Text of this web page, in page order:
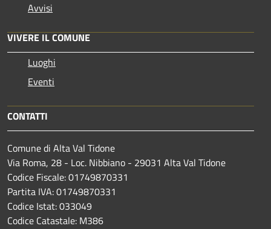
Avvisi
VIVERE IL COMUNE
Luoghi
Eventi
CONTATTI
Comune di Alta Val Tidone
Via Roma, 28 - Loc. Nibbiano - 29031 Alta Val Tidone
Codice Fiscale: 01749870331
Partita IVA: 01749870331
Codice Istat: 033049
Codice Catastale: M386